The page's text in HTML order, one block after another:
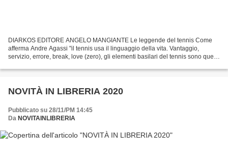
DIARKOS EDITORE ANGELO MANGIANTE Le leggende del tennis Come
afferma Andre Agassi "il tennis usa il linguaggio della vita. Vantaggio,
servizio, errore, break, love (zero), gli elementi basilari del tennis sono quelli
NOVITÀ IN LIBRERIA 2020
Pubblicato su 28/11/PM 14:45
Da NOVITAINLIBRERIA